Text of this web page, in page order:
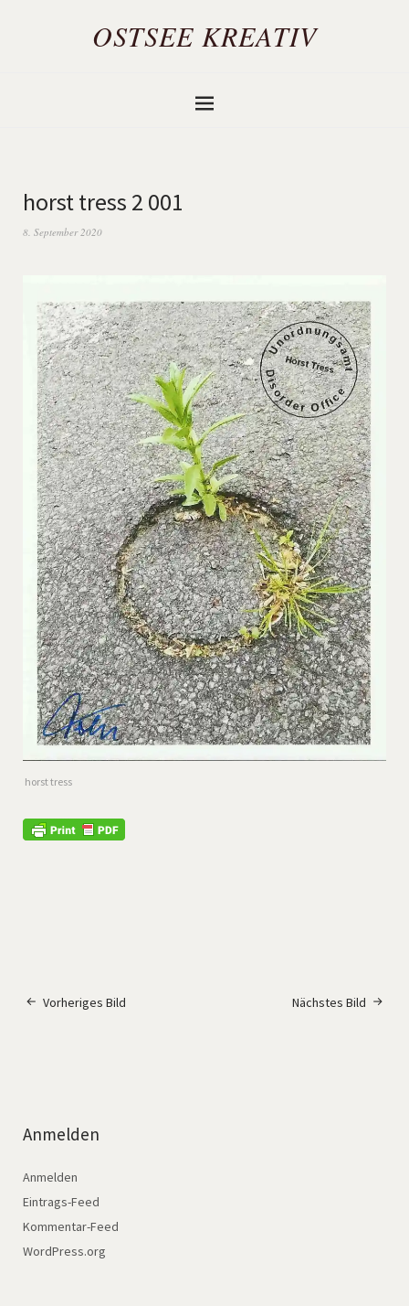
OSTSEE KREATIV
horst tress 2 001
8. September 2020
horst tress
Nächstes Bild
Vorheriges Bild
Anmelden
Anmelden
Eintrags-Feed
Kommentar-Feed
WordPress.org